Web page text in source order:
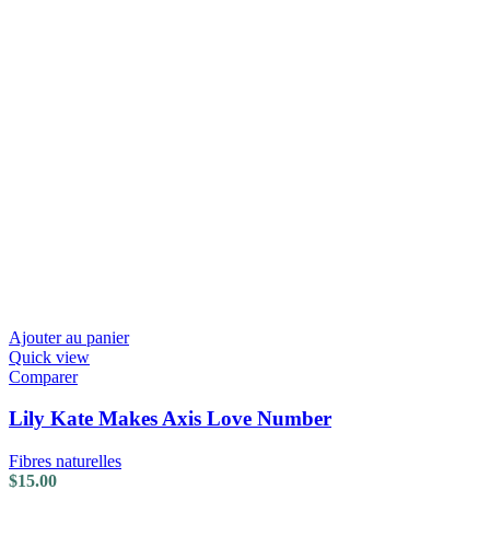
Ajouter au panier
Quick view
Comparer
Lily Kate Makes Axis Love Number
Fibres naturelles
$15.00